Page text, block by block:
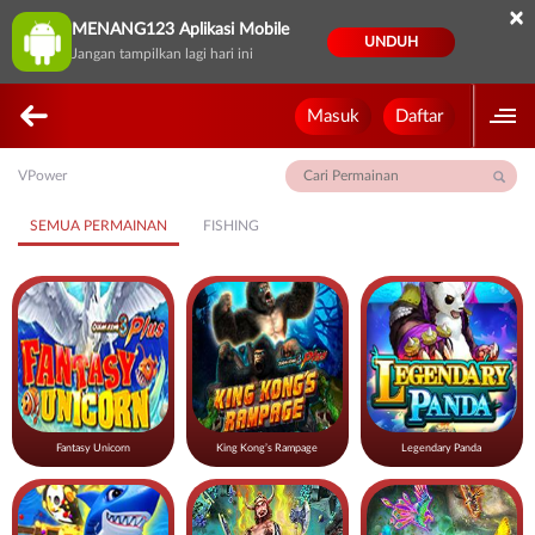
MENANG123 Aplikasi Mobile
Jangan tampilkan lagi hari ini
UNDUH
×
Masuk Daftar
VPower
SEMUA PERMAINAN FISHING
Fantasy Unicorn King Kong’s Rampage Legendary Panda